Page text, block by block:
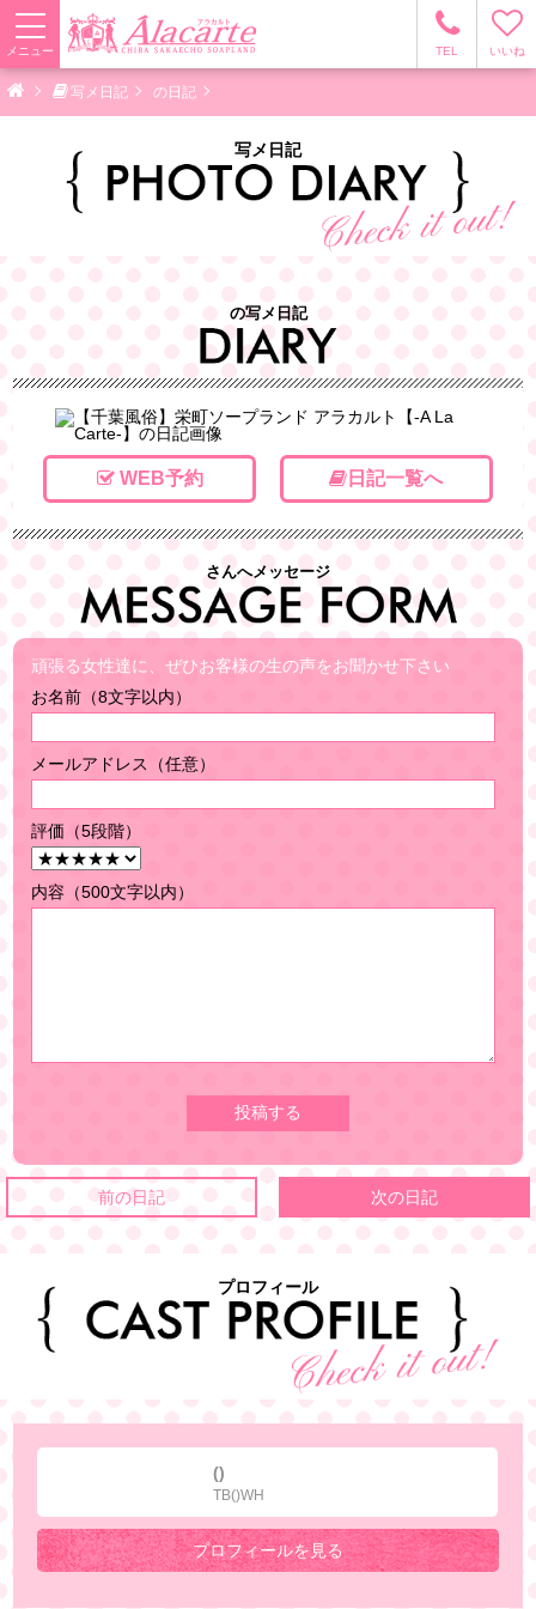
TEL いいね
メニュー
写メ日記 の日記
写メ日記
の写メ日記
WEB予約 日記一覧へ
さんへメッセージ
頑張る女性達に、ぜひお客様の生の声をお聞かせ下さい
お名前（8文字以内）
メールアドレス（任意）
評価（5段階）
内容（500文字以内）
前の日記 次の日記
プロフィール
()
TB()WH
プロフィールを見る